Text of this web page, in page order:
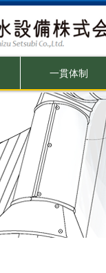
一貫体制